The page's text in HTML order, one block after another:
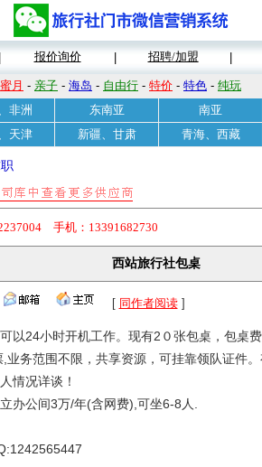
报价询价 招聘/加盟
蜜月 - 亲子 - 海岛 - 自由行 - 特价 - 特色 - 纯玩
非洲 东南亚 南亚
天津 新疆、甘肃 青海、西藏
手机：13391682730
西站旅行社包桌
[ 同作者阅读]
以24小时开机工作。现有2０张包桌，包桌
务范围不限，共享资源，可挂靠领队证件
情况详谈！
办公间3万/年(含网费),可坐6-8人.